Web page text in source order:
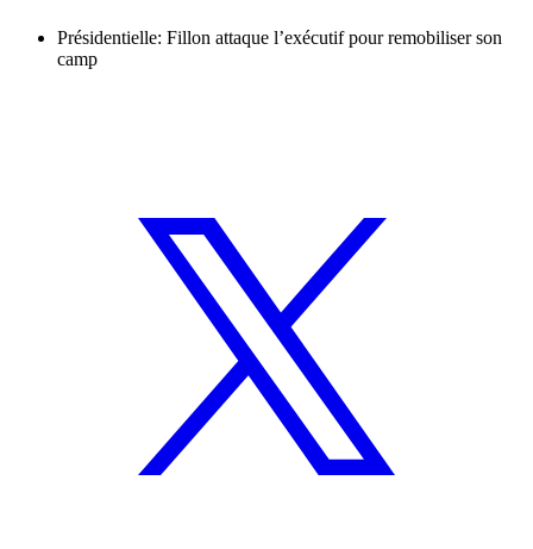
Présidentielle: Fillon attaque l’exécutif pour remobiliser son
camp